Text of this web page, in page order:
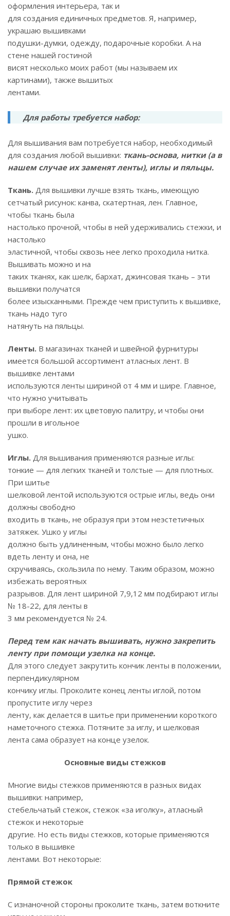
оформления интерьера, так и
для создания единичных предметов. Я, например,
украшаю вышивками
подушки-думки, одежду, подарочные коробки. А на
стене нашей гостиной
висят несколько моих работ (мы называем их
картинами), также вышитых
лентами.
Для работы требуется набор:
Для вышивания вам потребуется набор, необходимый
для создания любой вышивки: ткань-основа, нитки (а в
нашем случае их заменят ленты), иглы и пяльцы.
Ткань. Для вышивки лучше взять ткань, имеющую
сетчатый рисунок: канва, скатертная, лен. Главное,
чтобы ткань была
настолько прочной, чтобы в ней удерживались стежки, и
настолько
эластичной, чтобы сквозь нее легко проходила нитка.
Вышивать можно и на
таких тканях, как шелк, бархат, джинсовая ткань – эти
вышивки получатся
более изысканными. Прежде чем приступить к вышивке,
ткань надо туго
натянуть на пяльцы.
Ленты. В магазинах тканей и швейной фурнитуры
имеется большой ассортимент атласных лент. В
вышивке лентами
используются ленты шириной от 4 мм и шире. Главное,
что нужно учитывать
при выборе лент: их цветовую палитру, и чтобы они
прошли в игольное
ушко.
Иглы. Для вышивания применяются разные иглы:
тонкие — для легких тканей и толстые — для плотных.
При шитье
шелковой лентой используются острые иглы, ведь они
должны свободно
входить в ткань, не образуя при этом неэстетичных
затяжек. Ушко у иглы
должно быть удлиненным, чтобы можно было легко
вдеть ленту и она, не
скручиваясь, скользила по нему. Таким образом, можно
избежать вероятных
разрывов. Для лент шириной 7,9,12 мм подбирают иглы
№ 18-22, для ленты в
3 мм рекомендуется № 24.
Перед тем как начать вышивать, нужно закрепить
ленту при помощи узелка на конце.
Для этого следует закрутить кончик ленты в положении,
перпендикулярном
кончику иглы. Проколите конец ленты иглой, потом
пропустите иглу через
ленту, как делается в шитье при применении короткого
наметочного стежка. Потяните за иглу, и шелковая
лента сама образует на конце узелок.
Основные виды стежков
Многие виды стежков применяются в разных видах
вышивки: например,
стебельчатый стежок, стежок «за иголку», атласный
стежок и некоторые
другие. Но есть виды стежков, которые применяются
только в вышивке
лентами. Вот некоторые:
Прямой стежок
С изнаночной стороны проколите ткань, затем воткните